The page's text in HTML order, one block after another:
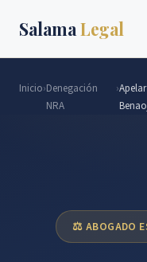
Salama Legal
Inicio›Denegación
NRA
›
⚖️ ABOGADO